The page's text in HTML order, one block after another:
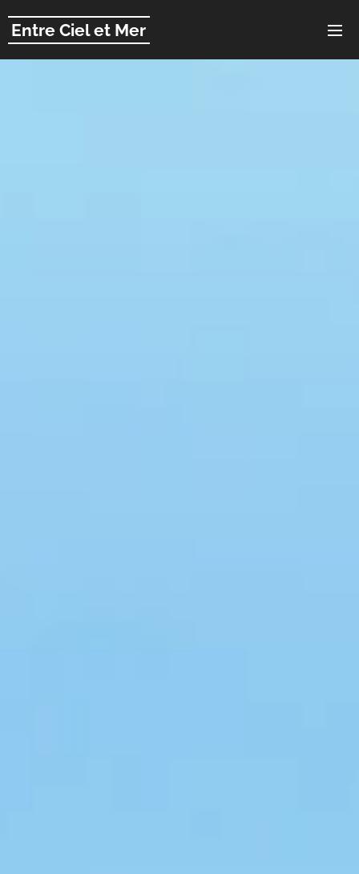
Entre Ciel et Mer